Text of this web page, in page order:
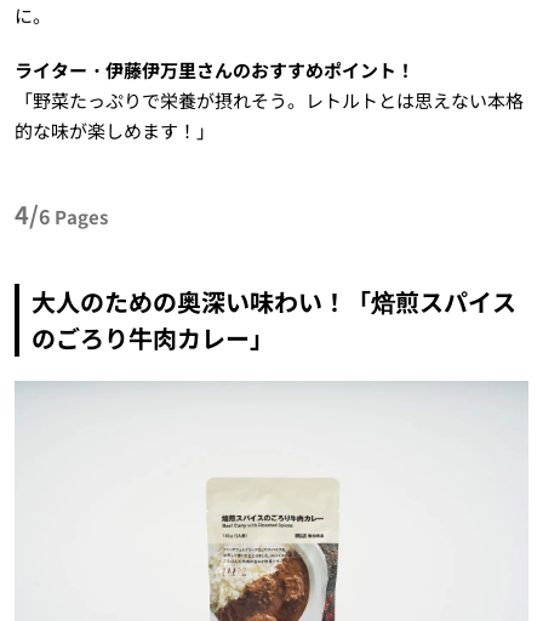
に。
ライター・伊藤伊万里さんのおすすめポイント！
「野菜たっぷりで栄養が摂れそう。レトルトとは思えない本格
的な味が楽しめます！」
4/6 Pages
大人のための奥深い味わい！「焙煎スパイス
のごろり牛肉カレー」